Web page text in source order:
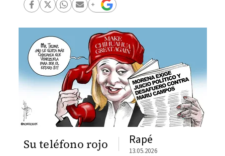
Su teléfono rojo Rapé
13.05.2026